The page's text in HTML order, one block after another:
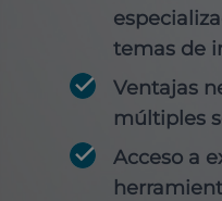
temas de
Ventajas
múltiples
Acceso a